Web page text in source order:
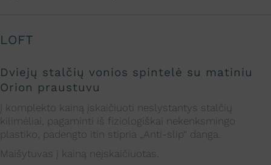
LOFT
Dviejų stalčių vonios spintelė su matiniu
Orion praustuvu
Į komplekto kainą įskaičiuoti neslystantys stalčių
kilimėliai, pagaminti iš fiziologiškai nekenksmingo
plastiko, padengto itin stipria „Anti-slip“ danga.
Maišytuvas į kainą neįskaičiuotas.